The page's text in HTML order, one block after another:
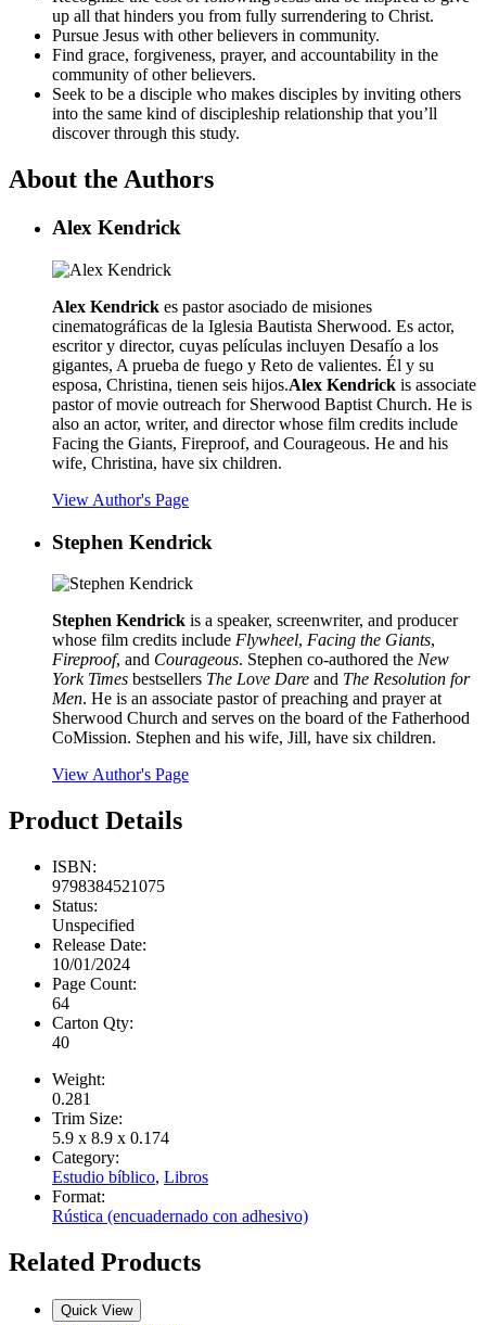
up all that hinders you from fully surrendering to Christ.
Pursue Jesus with other believers in community.
Find grace, forgiveness, prayer, and accountability in the
community of other believers.
Seek to be a disciple who makes disciples by inviting others
into the same kind of discipleship relationship that you’ll
discover through this study.
About the Authors
Alex Kendrick
Alex Kendrick es pastor asociado de misiones
cinematográficas de la Iglesia Bautista Sherwood. Es actor,
escritor y director, cuyas películas incluyen Desafío a los
gigantes, A prueba de fuego y Reto de valientes. Él y su
esposa, Christina, tienen seis hijos.Alex Kendrick is associate
pastor of movie outreach for Sherwood Baptist Church. He is
also an actor, writer, and director whose film credits include
Facing the Giants, Fireproof, and Courageous. He and his
wife, Christina, have six children.
View Author's Page
Stephen Kendrick
Stephen Kendrick is a speaker, screenwriter, and producer
whose film credits include Flywheel, Facing the Giants,
Fireproof, and Courageous. Stephen co-authored the New
York Times bestsellers The Love Dare and The Resolution for
Men. He is an associate pastor of preaching and prayer at
Sherwood Church and serves on the board of the Fatherhood
CoMission. Stephen and his wife, Jill, have six children.
View Author's Page
Product Details
ISBN:
9798384521075
Status:
Unspecified
Release Date:
10/01/2024
Page Count:
64
Carton Qty:
40
Weight:
0.281
Trim Size:
5.9 x 8.9 x 0.174
Category:
Estudio bíblico, Libros
Format:
Rústica (encuadernado con adhesivo)
Related Products
Quick View